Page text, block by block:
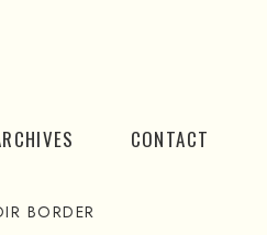
CONTACT
BORDER